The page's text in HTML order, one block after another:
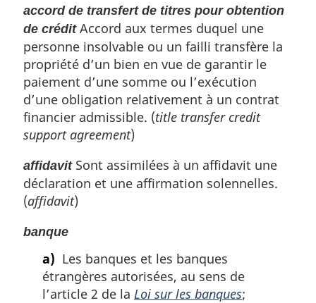
:
a
r
g
i
n
a
l
e
:
accord de transfert de titres pour obtention
de créditAccord aux termes duquel une
personne insolvable ou un failli transfère la
propriété d’un bien en vue de garantir le
paiement d’une somme ou l’exécution
d’une obligation relativement à un contrat
financier admissible. (title transfer credit
support agreement)
affidavitSont assimilées à un affidavit une
déclaration et une affirmation solennelles.
(affidavit)
banque
a) Les banques et les banques
étrangères autorisées, au sens de
l’article 2 de la Loi sur les banques;